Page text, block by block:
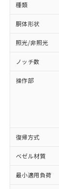
種類
胴体形状
照光/非照光
ノッチ数
操作部
復帰方式
ベゼル材質
最小適用負荷